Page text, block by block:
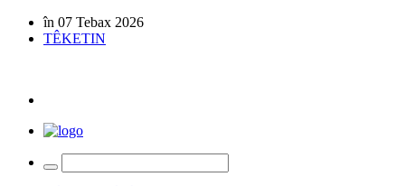
în 07 Tebax 2026
TÊKETIN